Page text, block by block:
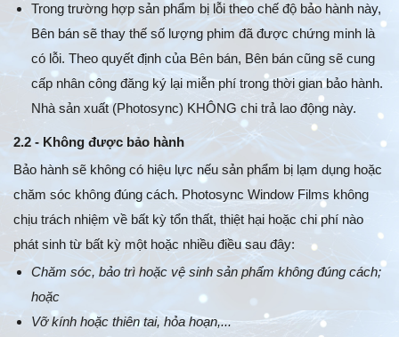
Trong trường hợp sản phẩm bị lỗi theo chế độ bảo hành này,
Bên bán sẽ thay thế số lượng phim đã được chứng minh là
có lỗi. Theo quyết định của Bên bán, Bên bán cũng sẽ cung
cấp nhân công đăng ký lại miễn phí trong thời gian bảo hành.
Nhà sản xuất (Photosync) KHÔNG chi trả lao động này.
2.2 - Không được bảo hành
Bảo hành sẽ không có hiệu lực nếu sản phẩm bị lạm dụng hoặc
chăm sóc không đúng cách. Photosync Window Films không
chịu trách nhiệm về bất kỳ tổn thất, thiệt hại hoặc chi phí nào
phát sinh từ bất kỳ một hoặc nhiều điều sau đây:
Chăm sóc, bảo trì hoặc vệ sinh sản phẩm không đúng cách;
hoặc
Vỡ kính hoặc thiên tai, hỏa hoạn,...